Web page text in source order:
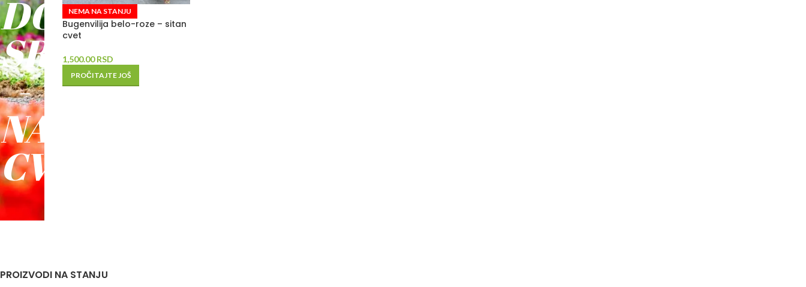
DO
SREĆE
-
NAŠE
CVEĆE
NEMA NA STANJU
Bugenvilija belo-roze – sitan
cvet
1,500.00RSD
PROČITAJTE JOŠ
PROIZVODI NA STANJU